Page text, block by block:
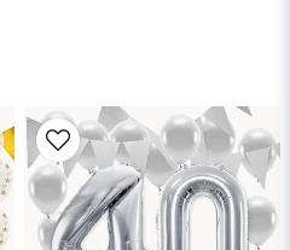
ma question